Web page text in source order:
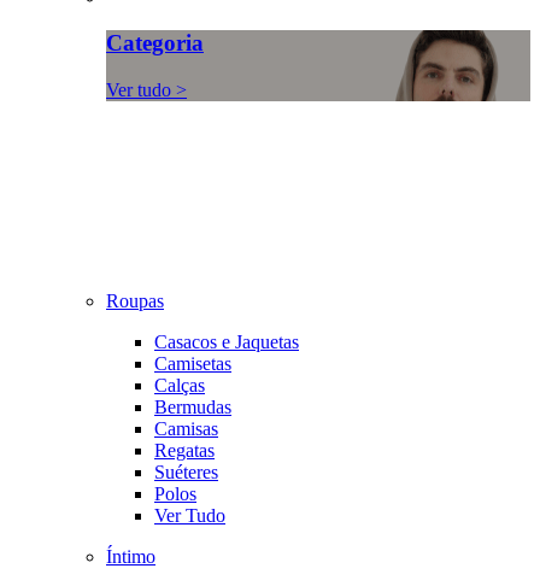
Categoria
Ver tudo >
Roupas
Casacos e Jaquetas
Camisetas
Calças
Bermudas
Camisas
Regatas
Suéteres
Polos
Ver Tudo
Íntimo